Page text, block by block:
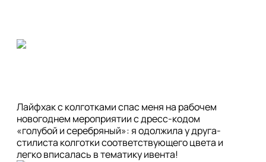
Лайфхак с колготками спас меня на рабочем
новогоднем мероприятии с дресс-кодом
«голубой и серебряный»: я одолжила у друга-
стилиста колготки соответствующего цвета и